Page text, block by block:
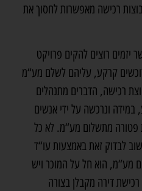
רכישה מאפשרות לחסוך את
רוצים להקים פרויקט
קרקע, עליהם לשלם מע“מ
רכישה, הדברים מתנהלים
ונרכשה על ידי אנשים
פטורה מתשלום מע“מ. לא כל
לבדוק זאת באמצעות עו“ד
מע“מ, הוא חל על המוכר ויש
דירה מקבלן בצורה